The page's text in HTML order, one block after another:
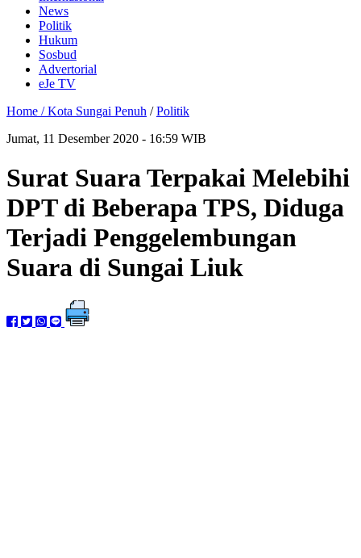
News
Politik
Hukum
Sosbud
Advertorial
eJe TV
Home /Kota Sungai Penuh /Politik
Jumat, 11 Desember 2020 - 16:59 WIB
Surat Suara Terpakai Melebihi
DPT di Beberapa TPS, Diduga
Terjadi Penggelembungan
Suara di Sungai Liuk